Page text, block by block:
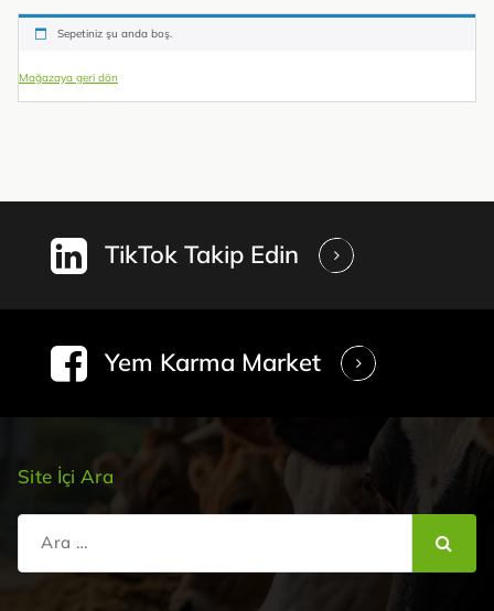
Sepetiniz şu anda boş.
Mağazaya geri dön
TikTok Takip Edin
Yem Karma Market
Site İçi Ara
Şunu